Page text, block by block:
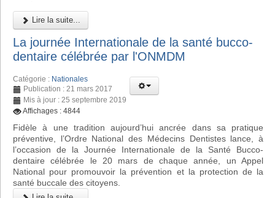
Lire la suite...
La journée Internationale de la santé bucco-
dentaire célébrée par l'ONMDM
Catégorie : Nationales
Publication : 21 mars 2017
Mis à jour : 25 septembre 2019
Affichages : 4844
Fidèle à une tradition aujourd’hui ancrée dans sa pratique
préventive, l’Ordre National des Médecins Dentistes lance, à
l’occasion de la Journée Internationale de la Santé Bucco-
dentaire célébrée le 20 mars de chaque année, un Appel
National pour promouvoir la prévention et la protection de la
santé buccale des citoyens.